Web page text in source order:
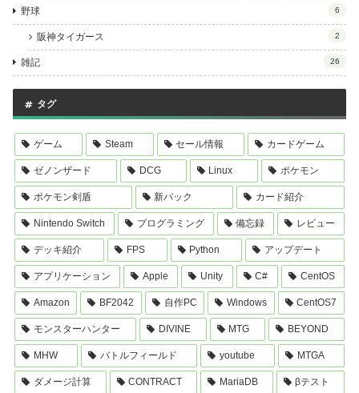
野球 6
阪神タイガース 2
雑記 26
タグ
ゲーム Steam セール情報 カードゲーム
ゼノンザード DCG Linux ポケモン
ポケモン剣盾 新パック カード紹介
Nintendo Switch プログラミング 備忘録 レビュー
デッキ紹介 FPS Python アップデート
アプリケーション Apple Unity C# CentOS
Amazon BF2042 自作PC Windows CentOS7
モンスターハンター DIVINE MTG BEYOND
MHW バトルフィールド youtube MTGA
ダメージ計算 CONTRACT MariaDB βテスト